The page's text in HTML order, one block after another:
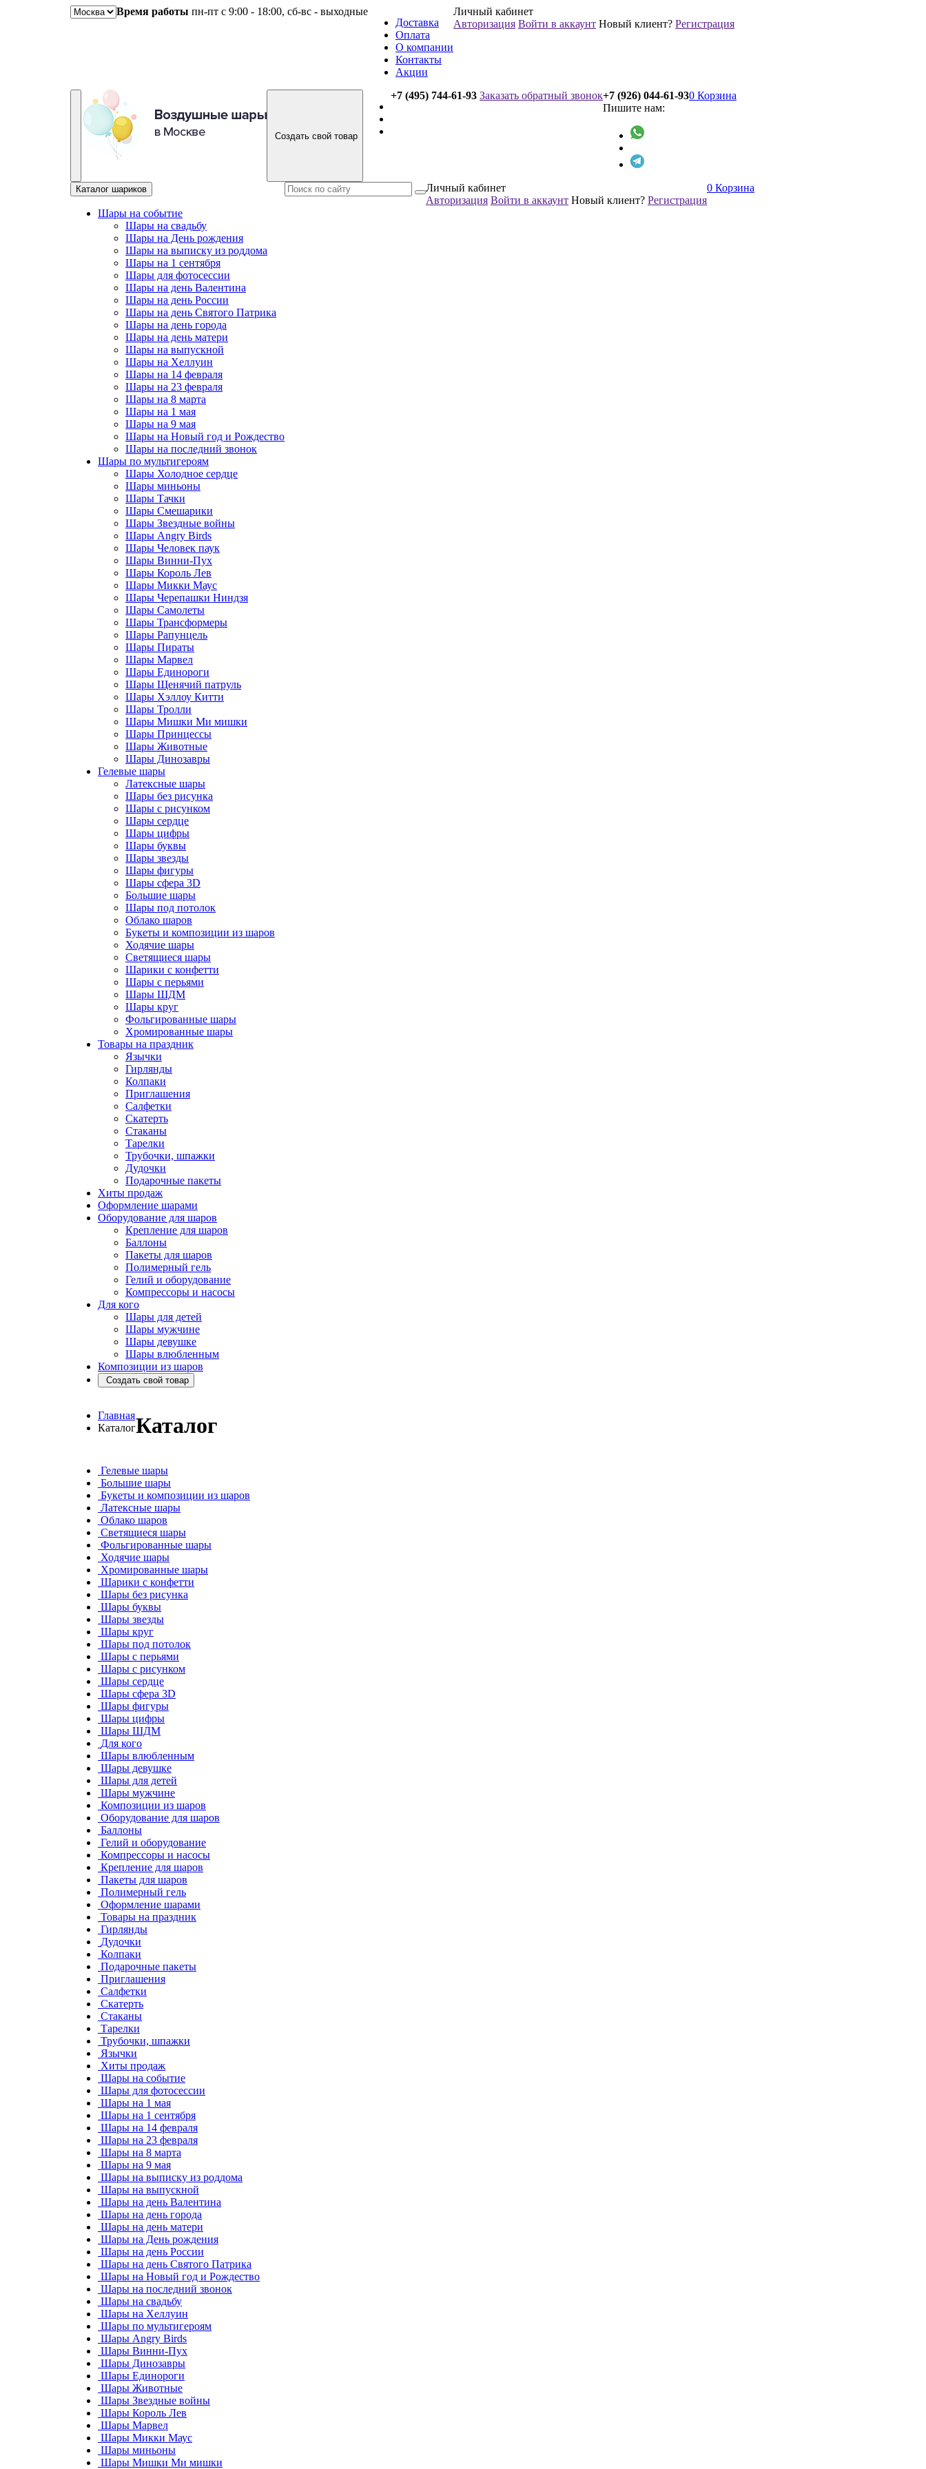
Время работы пн-пт с 9:00 - 18:00, сб-вс - выходные
Доставка
Оплата
О компании
Контакты
Акции
Личный кабинет
Авторизация Войти в аккаунт Новый клиент? Регистрация
Создать свой товар
+7 (495) 744-61-93 Заказать обратный звонок+7 (926) 044-61-93
Пишите нам:
0 Корзина
Каталог шариков
Шары на событие
Шары на свадьбу
Шары на День рождения
Шары на выписку из роддома
Шары на 1 сентября
Шары для фотосессии
Шары на день Валентина
Шары на день России
Шары на день Святого Патрика
Шары на день города
Шары на день матери
Шары на выпускной
Шары на Хеллуин
Шары на 14 февраля
Шары на 23 февраля
Шары на 8 марта
Шары на 1 мая
Шары на 9 мая
Шары на Новый год и Рождество
Шары на последний звонок
Шары по мультигероям
Шары Холодное сердце
Шары миньоны
Шары Тачки
Шары Смешарики
Шары Звездные войны
Шары Angry Birds
Шары Человек паук
Шары Винни-Пух
Шары Король Лев
Шары Микки Маус
Шары Черепашки Ниндзя
Шары Самолеты
Шары Трансформеры
Шары Рапунцель
Шары Пираты
Шары Марвел
Шары Единороги
Шары Щенячий патруль
Шары Хэллоу Китти
Шары Тролли
Шары Мишки Ми мишки
Шары Принцессы
Шары Животные
Шары Динозавры
Гелевые шары
Латексные шары
Шары без рисунка
Шары с рисунком
Шары сердце
Шары цифры
Шары буквы
Шары звезды
Шары фигуры
Шары сфера 3D
Большие шары
Шары под потолок
Облако шаров
Букеты и композиции из шаров
Ходячие шары
Светящиеся шары
Шарики с конфетти
Шары с перьями
Шары ШДМ
Шары круг
Фольгированные шары
Хромированные шары
Товары на праздник
Язычки
Гирлянды
Колпаки
Приглашения
Салфетки
Скатерть
Стаканы
Тарелки
Трубочки, шпажки
Дудочки
Подарочные пакеты
Хиты продаж
Оформление шарами
Оборудование для шаров
Крепление для шаров
Баллоны
Пакеты для шаров
Полимерный гель
Гелий и оборудование
Компрессоры и насосы
Для кого
Шары для детей
Шары мужчине
Шары девушке
Шары влюбленным
Композиции из шаров
Создать свой товар
Личный кабинет
Авторизация Войти в аккаунт Новый клиент? Регистрация
0 Корзина
Главная
КаталогКаталог
Гелевые шары
Большие шары
Букеты и композиции из шаров
Латексные шары
Облако шаров
Светящиеся шары
Фольгированные шары
Ходячие шары
Хромированные шары
Шарики с конфетти
Шары без рисунка
Шары буквы
Шары звезды
Шары круг
Шары под потолок
Шары с перьями
Шары с рисунком
Шары сердце
Шары сфера 3D
Шары фигуры
Шары цифры
Шары ШДМ
Для кого
Шары влюбленным
Шары девушке
Шары для детей
Шары мужчине
Композиции из шаров
Оборудование для шаров
Баллоны
Гелий и оборудование
Компрессоры и насосы
Крепление для шаров
Пакеты для шаров
Полимерный гель
Оформление шарами
Товары на праздник
Гирлянды
Дудочки
Колпаки
Подарочные пакеты
Приглашения
Салфетки
Скатерть
Стаканы
Тарелки
Трубочки, шпажки
Язычки
Хиты продаж
Шары на событие
Шары для фотосессии
Шары на 1 мая
Шары на 1 сентября
Шары на 14 февраля
Шары на 23 февраля
Шары на 8 марта
Шары на 9 мая
Шары на выписку из роддома
Шары на выпускной
Шары на день Валентина
Шары на день города
Шары на день матери
Шары на День рождения
Шары на день России
Шары на день Святого Патрика
Шары на Новый год и Рождество
Шары на последний звонок
Шары на свадьбу
Шары на Хеллуин
Шары по мультигероям
Шары Angry Birds
Шары Винни-Пух
Шары Динозавры
Шары Единороги
Шары Животные
Шары Звездные войны
Шары Король Лев
Шары Марвел
Шары Микки Маус
Шары миньоны
Шары Мишки Ми мишки